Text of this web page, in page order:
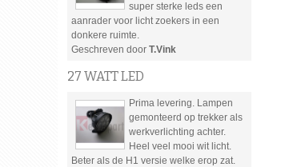
super sterke leds een
aanrader voor licht zoekers in een
donkere ruimte.
Geschreven door T.Vink
27 WATT LED
Prima levering. Lampen
gemonteerd op trekker als
werkverlichting achter.
Heel veel mooi wit licht.
Beter als de H1 versie welke erop zat.